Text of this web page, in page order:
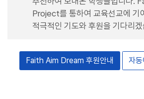
Project를 통하여 교육선교에 기
적극적인 기도와 후원을 기다리
Faith Aim Dream 후원안내 자